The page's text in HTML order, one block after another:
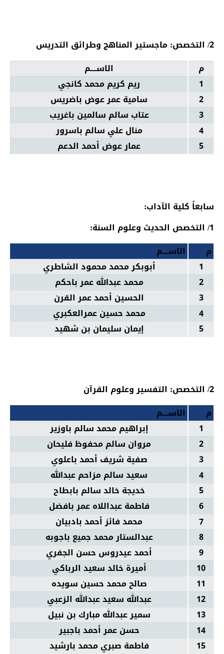
2/ التخصص: ماجستير المناهج وطرائق التدريس
م
الاســــم
1
ريم كريم محمد كانجي
2
سامية عمر عوض باضريس
3
عتاب سالم سالمين باغريب
4
منال علي سالم باسرور
5
عمار عوض أحمد الدعم
سابعاً كلية الآداب:
1/ التخصص الحديث وعلوم السنة:
م
الاســــم
1
أبوبكر محمد محمود الشاطري
2
محمد عبدالله عمر باحكم
3
الحسين أحمد عمر القرن
4
محمد حسين عمرالعكبري
5
إيمان سليمان بن شهيد
2/ التخصص: التفسير وعلوم القرآن
م
الاســــم
1
إبراهيم محمد سالم باوزير
2
مروان سالم محفوظ فليحان
3
صفية شريف أحمد باعلوي
4
سعيد سالم مزاحم عبدالله
5
خديجة خالد سالم بابطاح
6
فاطمة عبداللاه عمر بافضل
7
محمد فائز أحمد بادبيان
8
عبدالستار محمد جميع باجوبه
9
أحمد عيدروس حسن الجفري
10
أميرة خالد سعيد الرباكي
11
صالح محمد حسين سويده
12
عبدالله سعيد عبدالله الزعبي
13
سمير عبدالله مبارك بن نبيل
14
حسن عمر أحمد باجبير
15
فاطمة صبري محمد بارشيد